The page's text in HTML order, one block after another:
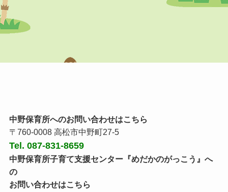
中野保育所へのお問い合わせはこちら
〒760-0008 高松市中野町27-5
Tel. 087-831-8659
中野保育所子育て支援センター『めだかのがっこう』へ
の
お問い合わせはこちら